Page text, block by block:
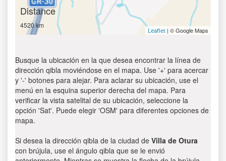
Distance
4520 km
Leaflet | © Google Maps
Busque la ubicación en la que desea encontrar la línea de
dirección qibla moviéndose en el mapa. Use '+' para acercar
y '-' botones para alejar. Para aclarar su ubicación, use el
menú en la esquina superior derecha del mapa. Para
verificar la vista satelital de su ubicación, seleccione la
opción 'Sat'. Puede elegir 'OSM' para diferentes opciones de
mapa.
Si desea la dirección qibla de la ciudad de Villa de Otura
con brújula, use el ángulo qibla que se le envió